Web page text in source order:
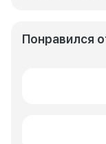
Понравился